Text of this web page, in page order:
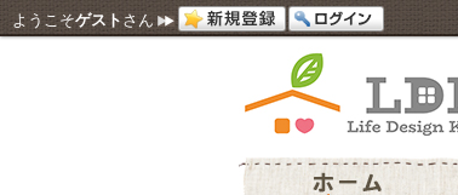
ようこそゲスト さん